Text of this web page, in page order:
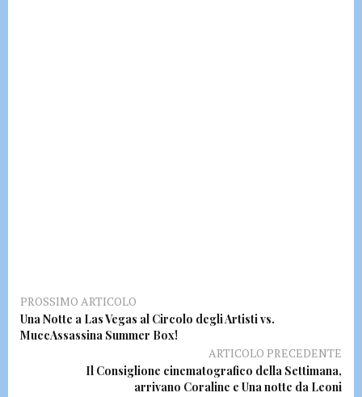
PROSSIMO ARTICOLO
Una Notte a Las Vegas al Circolo degli Artisti vs.
MuccAssassina Summer Box!
ARTICOLO PRECEDENTE
Il Consiglione cinematografico della Settimana,
arrivano Coraline e Una notte da Leoni